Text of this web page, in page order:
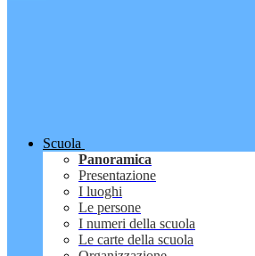
Scuola
Panoramica
Presentazione
I luoghi
Le persone
I numeri della scuola
Le carte della scuola